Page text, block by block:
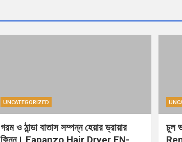
UNCATEGORIZED
গরম ও ঠান্ডা বাতাস সম্পন্ন হেয়ার ড্রায়ার
কিনুন। Fapanzo Hair Dryer EN-
চুল